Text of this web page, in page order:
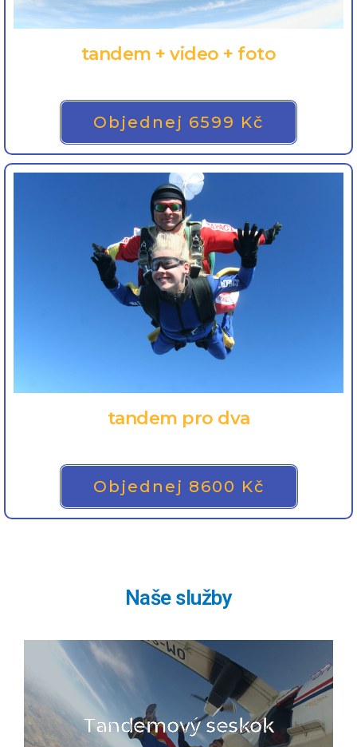
tandem + video + foto
Objednej 6599 Kč
tandem pro dva
Objednej 8600 Kč
Naše služby
Tandemový seskok